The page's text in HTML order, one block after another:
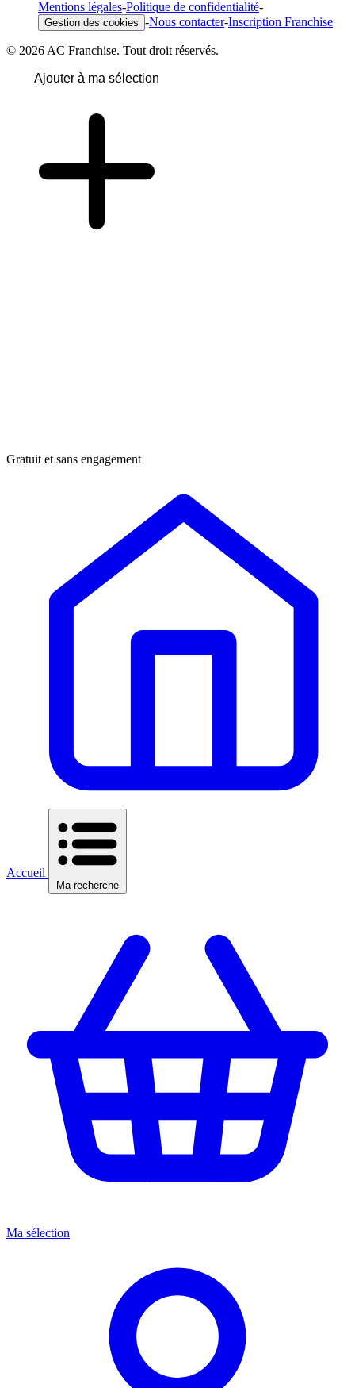
Mentions légales-Politique de confidentialité-
Gestion des cookies -Nous contacter-Inscription Franchise
© 2026 AC Franchise. Tout droit réservés.
Ajouter à ma sélection
Gratuit et sans engagement
Accueil
Ma recherche
Ma sélection